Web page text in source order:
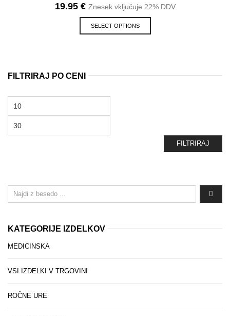
19.95 € Znesek vključuje 22% DDV
SELECT OPTIONS
FILTRIRAJ PO CENI
cena
cena
FILTRIRAJ
KATEGORIJE IZDELKOV
MEDICINSKA
VSI IZDELKI V TRGOVINI
ROČNE URE